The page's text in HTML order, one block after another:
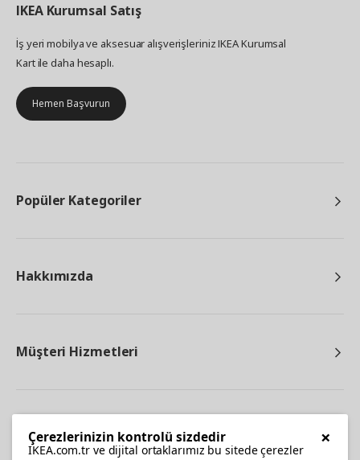
IKEA Kurumsal Satış
İş yeri mobilya ve aksesuar alışverişleriniz IKEA Kurumsal
Kart ile daha hesaplı.
Hemen Başvurun
Popüler Kategoriler
Hakkımızda
Müşteri Hizmetleri
×
Çerezlerinizin kontrolü sizdedir
IKEA.com.tr ve dijital ortaklarımız bu sitede çerezler